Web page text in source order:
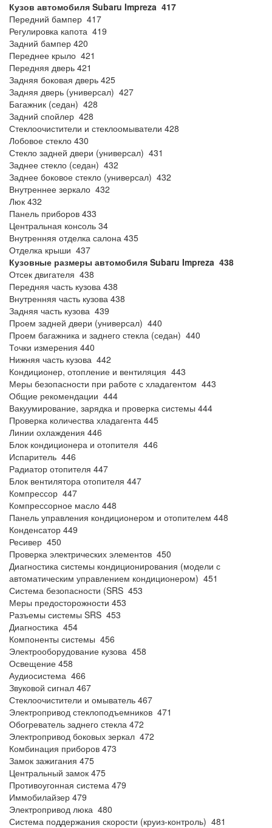
Кузов автомобиля Subaru Impreza 417
Передний бампер 417
Регулировка капота 419
Задний бампер 420
Переднее крыло 421
Передняя дверь 421
Задняя боковая дверь 425
Задняя дверь (универсал) 427
Багажник (седан) 428
Задний спойлер 428
Стеклоочистители и стеклоомыватели 428
Лобовое стекло 430
Стекло задней двери (универсал) 431
Заднее стекло (седан) 432
Заднее боковое стекло (универсал) 432
Внутреннее зеркало 432
Люк 432
Панель приборов 433
Центральная консоль 34
Внутренняя отделка салона 435
Отделка крыши 437
Кузовные размеры автомобиля Subaru Impreza 438
Отсек двигателя 438
Передняя часть кузова 438
Внутренняя часть кузова 438
Задняя часть кузова 439
Проем задней двери (универсал) 440
Проем багажника и заднего стекла (седан) 440
Точки измерения 440
Нижняя часть кузова 442
Кондиционер, отопление и вентиляция 443
Меры безопасности при работе с хладагентом 443
Общие рекомендации 444
Вакуумирование, зарядка и проверка системы 444
Проверка количества хладагента 445
Линии охлаждения 446
Блок кондиционера и отопителя 446
Испаритель 446
Радиатор отопителя 447
Блок вентилятора отопителя 447
Компрессор 447
Компрессорное масло 448
Панель управления кондиционером и отопителем 448
Конденсатор 449
Ресивер 450
Проверка электрических элементов 450
Диагностика системы кондиционирования (модели с
автоматическим управлением кондиционером) 451
Система безопасности (SRS 453
Меры предосторожности 453
Разъемы системы SRS 453
Диагностика 454
Компоненты системы 456
Электрооборудование кузова 458
Освещение 458
Аудиосистема 466
Звуковой сигнал 467
Стеклоочистители и омыватель 467
Электропривод стеклоподъемников 471
Обогреватель заднего стекла 472
Электропривод боковых зеркал 472
Комбинация приборов 473
Замок зажигания 475
Центральный замок 475
Противоугонная система 479
Иммобилайзер 479
Электропривод люка 480
Система поддержания скорости (круиз-контроль) 481